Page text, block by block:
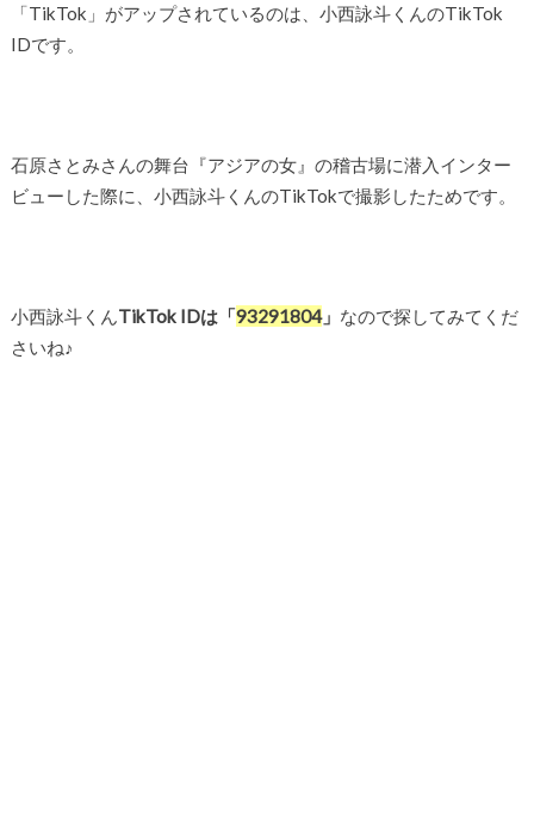
「TikTok」がアップされているのは、小西詠斗くんのTikTok
IDです。
石原さとみさんの舞台『アジアの女』の稽古場に潜入インター
ビューした際に、小西詠斗くんのTikTokで撮影したためです。
小西詠斗くんTikTok IDは「93291804」 なので探してみてくだ
さいね♪